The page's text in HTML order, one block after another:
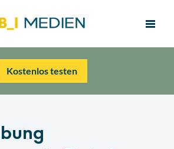
Kostenlos testen